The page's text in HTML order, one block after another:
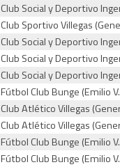
Club Social y Deportivo
Club Sportivo Villegas
Club Social y Deportivo
Club Social y Deportivo
Club Social y Deportivo
Fútbol Club Bunge (Emilio
Club Atlético Villegas
Club Atlético Villegas
Fútbol Club Bunge (Emilio
Fútbol Club Bunge (Emilio